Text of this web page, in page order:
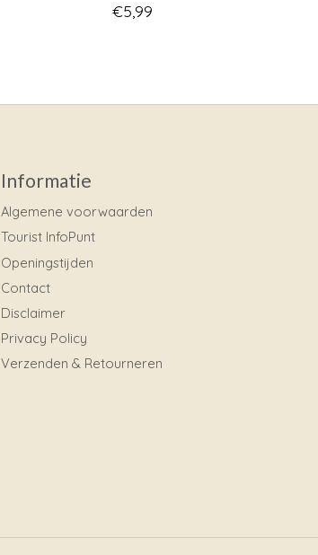
€5,99
Informatie
Algemene voorwaarden
Tourist InfoPunt
Openingstijden
Contact
Disclaimer
Privacy Policy
Verzenden & Retourneren